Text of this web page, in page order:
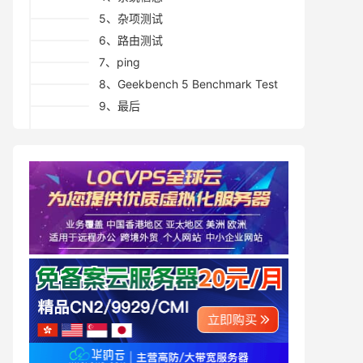
5、杂项测试
6、路由测试
7、ping
8、Geekbench 5 Benchmark Test
9、最后